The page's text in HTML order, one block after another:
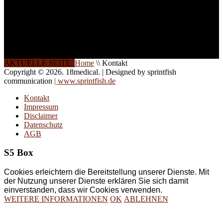
AKTUELLE SEITE: Home \\ Kontakt
Copyright © 2026. 18medical. | Designed by sprintfish
communication | www.sprintfish.de
Kontakt
Impressum
Disclaimer
Datenschutz
AGB
S5 Box
Cookies erleichtern die Bereitstellung unserer Dienste. Mit
der Nutzung unserer Dienste erklären Sie sich damit
einverstanden, dass wir Cookies verwenden.
WEITERE INFORMATIONEN OK ABLEHNEN